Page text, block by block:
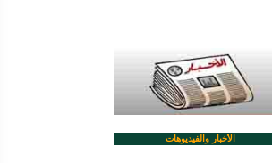
الأخبار والفيديوهات